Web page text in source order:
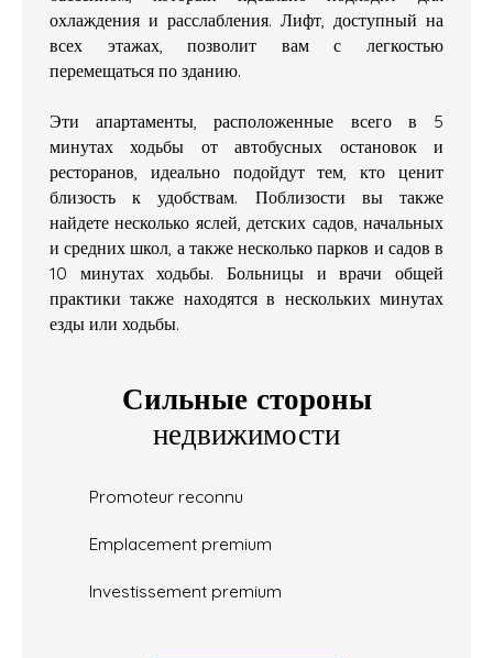
охлаждения и расслабления. Лифт, доступный на
всех этажах, позволит вам с легкостью
перемещаться по зданию.
Эти апартаменты, расположенные всего в 5
минутах ходьбы от автобусных остановок и
ресторанов, идеально подойдут тем, кто ценит
близость к удобствам. Поблизости вы также
найдете несколько яслей, детских садов, начальных
и средних школ, а также несколько парков и садов в
10 минутах ходьбы. Больницы и врачи общей
практики также находятся в нескольких минутах
езды или ходьбы.
Сильные стороны
недвижимости
Promoteur reconnu
Emplacement premium
Investissement premium